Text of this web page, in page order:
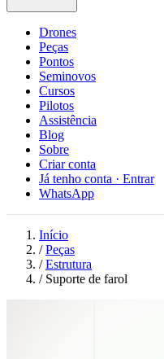
Drones
Peças
Pontos
Seminovos
Cursos
Pilotos
Assistência
Blog
Sobre
Criar conta
Já tenho conta · Entrar
WhatsApp
Início
/ Peças
/ Estrutura
/ Suporte de farol